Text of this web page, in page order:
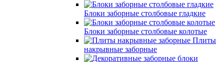
Блоки заборные столбовые гладкие
Блоки заборные столбовые колотые
Плиты
накрывные заборные